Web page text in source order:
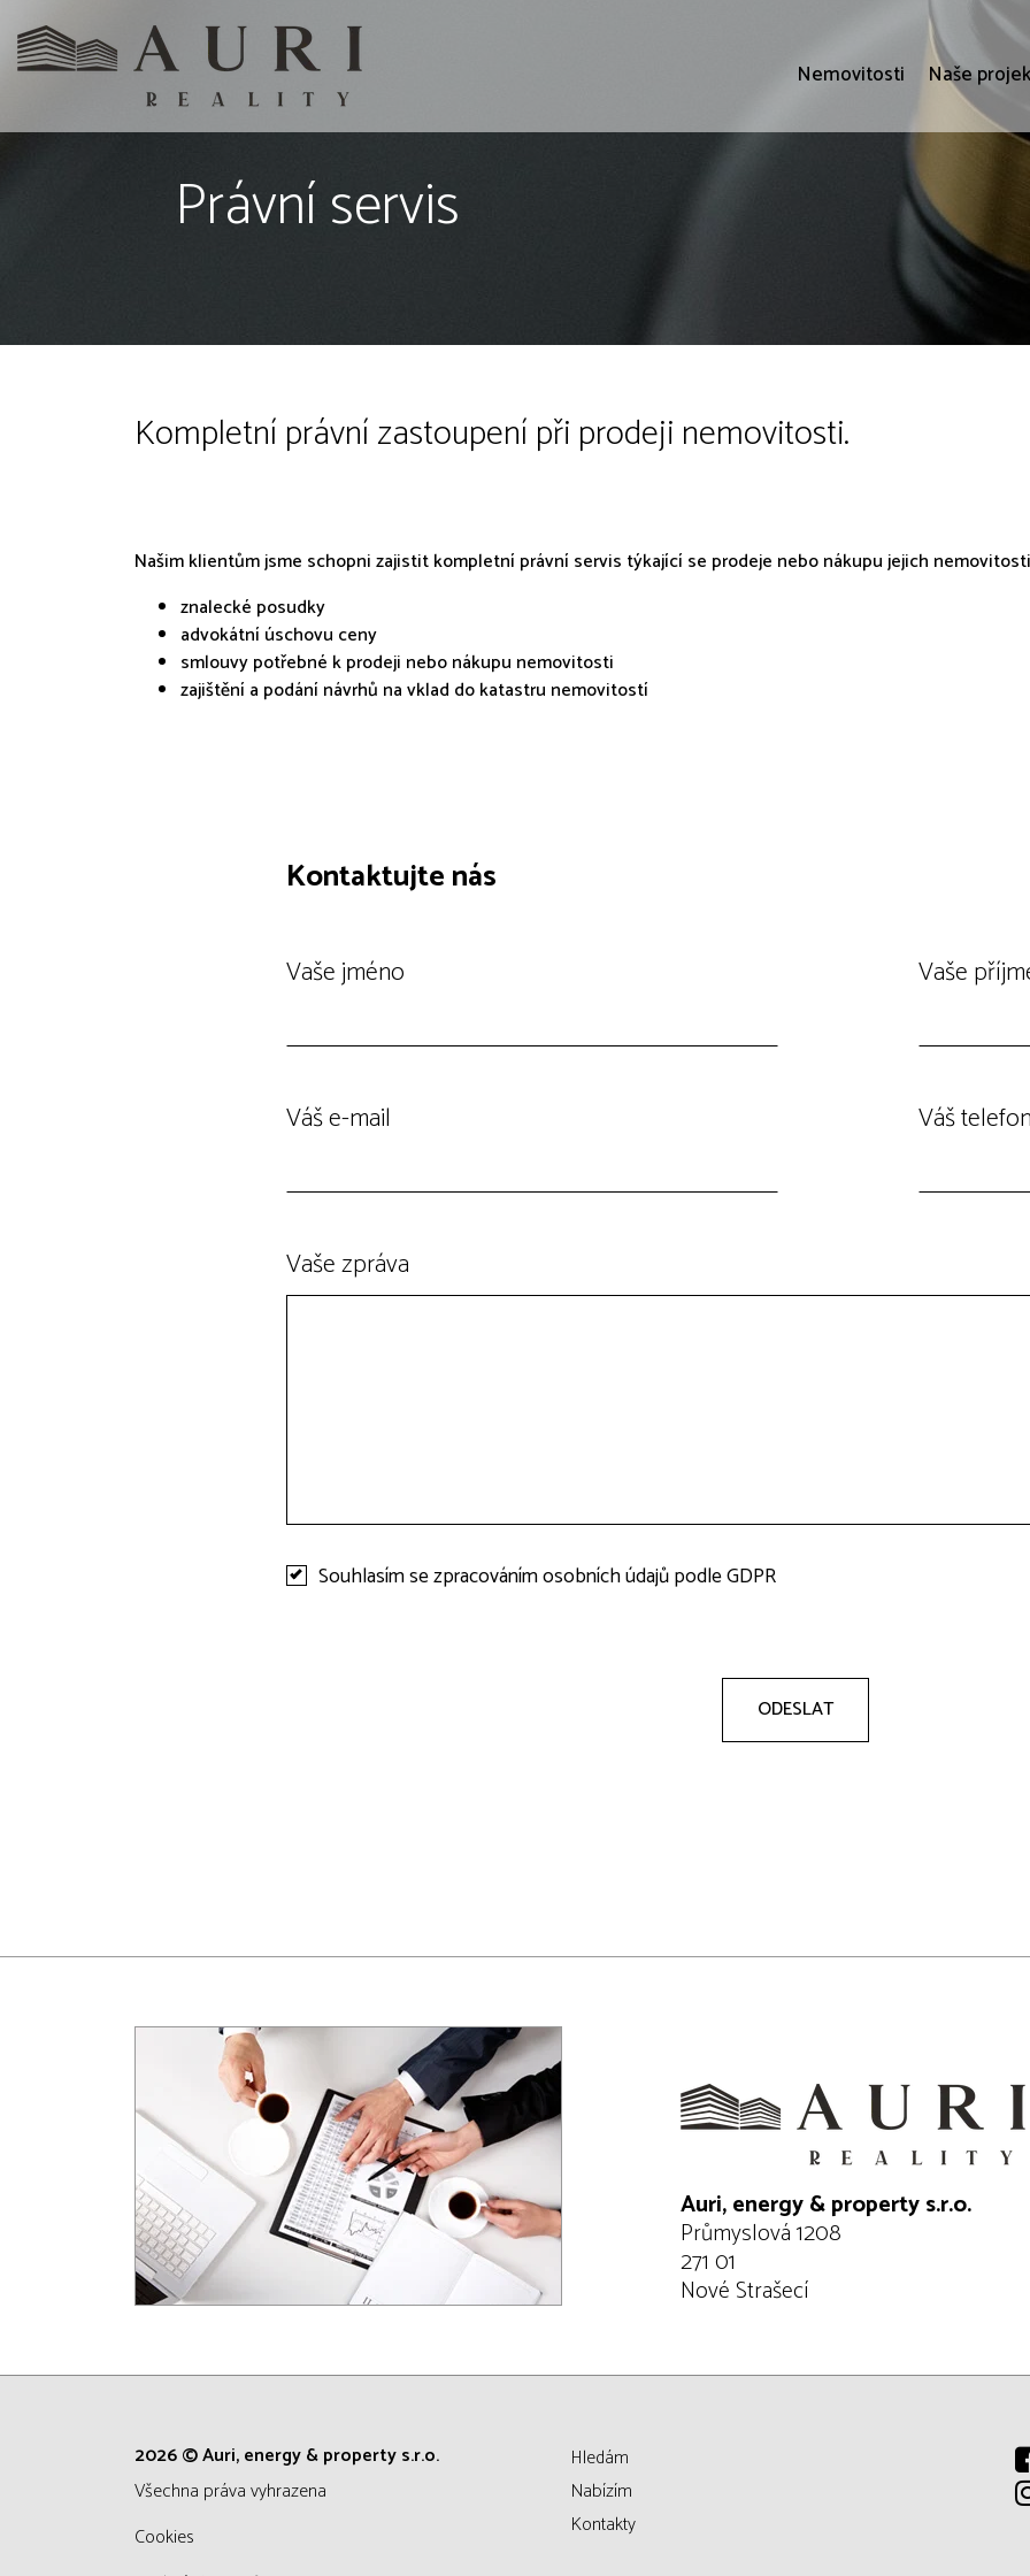
Nemovitosti Naše
Právní servis
Kompletní právní zastoupení při prodeji nemovitosti.
Našim klientům jsme schopni zajistit kompletní právní servis týkající se prodeje nebo nákupu jejich nemovitosti
znalecké posudky
advokátní úschovu ceny
smlouvy potřebné k prodeji nebo nákupu nemovitosti
zajištění a podání návrhů na vklad do katastru nemovitostí
Kontaktujte nás
Vaše jméno Vaše
Váš e-mail Váš
Vaše zpráva
Souhlasím se zpracováním osobních údajů podle GDPR
ODESLAT
Auri, energy & property s.r.o.
Průmyslová 1208
271 01
Nové Strašecí
2026 © Auri, energy & property s.r.o.
všechna práva vyhrazena
Cookies
Hledám
Nabízím
Kontakty